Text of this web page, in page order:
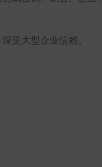
受大型企业信赖。